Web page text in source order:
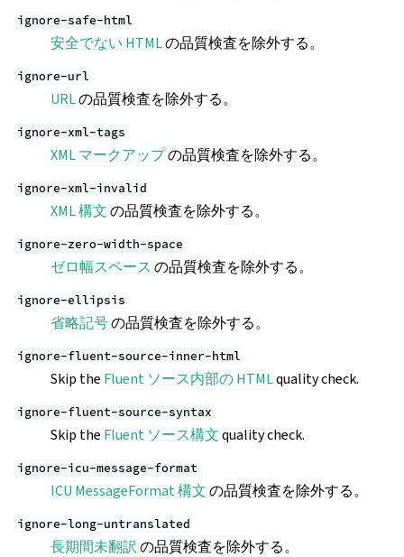
ignore-safe-html
安全でない HTMLの品質検査を除外する。
ignore-url
URLの品質検査を除外する。
ignore-xml-tags
XML マークアップの品質検査を除外する。
ignore-xml-invalid
XML 構文の品質検査を除外する。
ignore-zero-width-space
ゼロ幅スペース の品質検査を除外する。
ignore-ellipsis
省略記号の品質検査を除外する。
ignore-fluent-source-inner-html
Skip the Fluent ソース内部の HTMLquality check.
ignore-fluent-source-syntax
Skip the Fluent ソース構文quality check.
ignore-icu-message-format
ICU MessageFormat 構文の品質検査を除外する。
ignore-long-untranslated
長期間未翻訳 の品質検査を除外する。